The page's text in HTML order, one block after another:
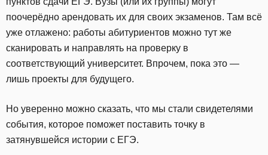
поочерёдно арендовать их для своих экзаменов. Там всё
уже отлажено: работы абитуриентов можно тут же
сканировать и направлять на проверку в
соответствующий университет. Впрочем, пока это —
лишь проекты для будущего.
Но уверенно можно сказать, что мы стали свидетелями
события, которое поможет поставить точку в
затянувшейся истории с ЕГЭ.